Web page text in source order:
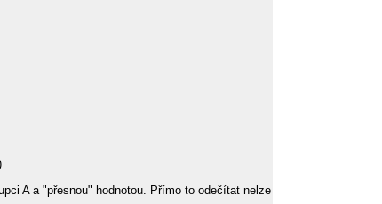
A a "přesnou" hodnotou. Přímo to odečítat nelze